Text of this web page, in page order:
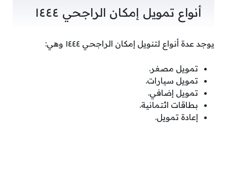
أنواع تمويل إمكان الراجحي ١٤٤٤
يوجد عدة أنواع لتنويل إمكان الراجحي ١٤٤٤ وهي:
تمويل مصغر.
تمويل سيارات.
تمويل إضافي.
بطاقات ائتمانية.
إعادة تمويل.